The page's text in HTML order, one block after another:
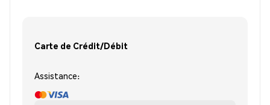
Carte de Crédit/Débit
Assistance: